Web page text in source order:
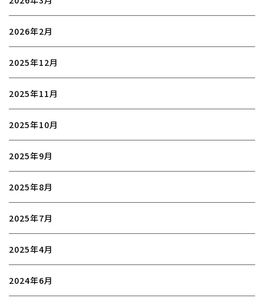
2026年2月
2025年12月
2025年11月
2025年10月
2025年9月
2025年8月
2025年7月
2025年4月
2024年6月